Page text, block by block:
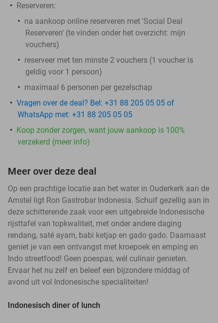
Reserveren:
na aankoop online reserveren met 'Social Deal
Reserveren' (te vinden onder het overzicht: mijn
vouchers)
reserveer met ten minste 2 vouchers (1 voucher is
geldig voor 1 persoon)
maximaal 6 personen per gezelschap
Vragen over de deal? Bel: +31 88 205 05 05 of
WhatsApp met: +31 88 205 05 05
Koop zonder zorgen, want jouw aankoop is 100%
verzekerd (meer info)
Meer over deze deal
Op een prachtige locatie aan het water in Ouderkerk aan de
Amstel ligt Ron Gastrobar Indonesia. Schuif gezellig aan in
deze schitterende zaak voor een uitgebreide Indonesische
rijsttafel van topkwaliteit, met onder andere daging
rendang, saté ayam, babi ketjap en gado gado. Daarnaast
geniet je van een ontvangst met kroepoek en emping en
Indo streetfood! Geen poespas, wél culinair genieten.
Ervaar het nu zelf en beleef een bijzondere middag of
avond uit vol Indonesische specialiteiten!
Indonesisch diner of lunch